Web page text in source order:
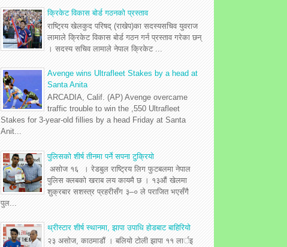
क्रिकेट विकास बोर्ड गठनको प्रस्ताव
राष्ट्रिय खेलकुद परिषद् (राखेप)का सदस्यसचिव युवराज
लामाले क्रिकेट विकास बोर्ड गठन गर्न प्रस्ताव गरेका छन्
। सदस्य सचिव लामाले नेपाल क्रिकेट ...
Avenge wins Ultrafleet Stakes by a head at
Santa Anita
ARCADIA, Calif. (AP) Avenge overcame
traffic trouble to win the ,550 Ultrafleet
Stakes for 3-year-old fillies by a head Friday at Santa
Anit...
पुलिसको शीर्ष तीनमा पर्ने सपना टुक्रियो
असोज १६ । रेडबुल राष्ट्रिय लिग फुटबलमा नेपाल
पुलिस क्लबको खराब लय कायमै छ । १३औं खेलमा
शुक्रबार सशस्त्र प्रहरीसँग ३–० ले पराजित भएसँगै
पुल...
थ्रीस्टार शीर्ष स्थानमा, झापा उपाधि होडबाट बाहिरियो
२३ असोज, काठमाडौं । बलियो टोली झापा ११ लार्इ